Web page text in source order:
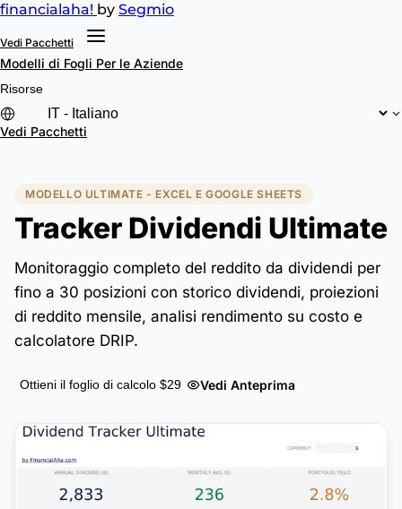
financialaha! by Segmio
Vedi Pacchetti
Modelli di Fogli Per le Aziende
Risorse
Vedi Pacchetti
MODELLO ULTIMATE - EXCEL E GOOGLE SHEETS
Tracker Dividendi Ultimate
Monitoraggio completo del reddito da dividendi per
fino a 30 posizioni con storico dividendi, proiezioni
di reddito mensile, analisi rendimento su costo e
calcolatore DRIP.
Ottieni il foglio di calcolo $29 Vedi Anteprima